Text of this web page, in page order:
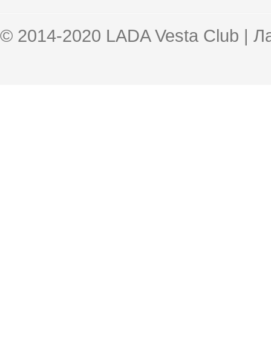
© 2014-2020 LADA Vesta Club |